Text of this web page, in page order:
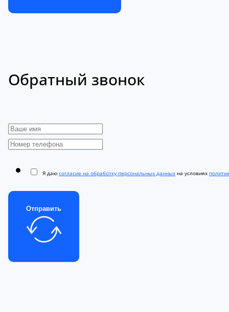
Обратный звонок
Я даю согласие на обработку персональных данных на условиях
Отправить